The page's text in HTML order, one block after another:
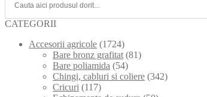
CATEGORII
Accesorii agricole (1724)
Bare bronz grafitat (81)
Bare poliamida (54)
Chingi, cabluri si coliere (342)
Cricuri (117)